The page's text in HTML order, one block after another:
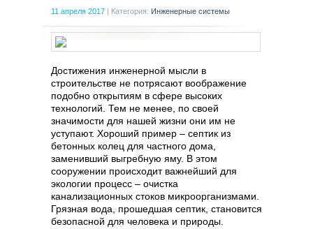
11 апреля 2017 | Категория: Инженерные системы
Достижения инженерной мысли в
строительстве не потрясают воображение
подобно открытиям в сфере высоких
технологий. Тем не менее, по своей
значимости для нашей жизни они им не
уступают. Хороший пример – септик из
бетонных колец для частного дома,
заменивший выгребную яму. В этом
сооружении происходит важнейший для
экологии процесс – очистка
канализационных стоков микроорганизмами.
Грязная вода, прошедшая септик, становится
безопасной для человека и природы.